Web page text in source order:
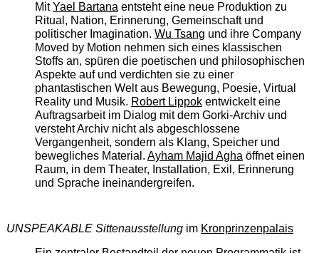
MitYael Bartanaentsteht eine neue Produktion zu
Ritual, Nation, Erinnerung, Gemeinschaft und
politischer Imagination. Wu Tsang und ihre Company
Moved by Motion nehmen sich eines klassischen
Stoffs an, spüren die poetischen und philosophischen
Aspekte auf und verdichten sie zu einer
phantastischen Welt aus Bewegung, Poesie, Virtual
Reality und Musik. Robert Lippokentwickelt eine
Auftragsarbeit im Dialog mit dem Gorki-Archiv und
versteht Archiv nicht als abgeschlossene
Vergangenheit, sondern als Klang, Speicher und
bewegliches Material. Ayham Majid Aghaöffnet einen
Raum, in dem Theater, Installation, Exil, Erinnerung
und Sprache ineinandergreifen.
UNSPEAKABLE Sittenausstellungim Kronprinzenpalais